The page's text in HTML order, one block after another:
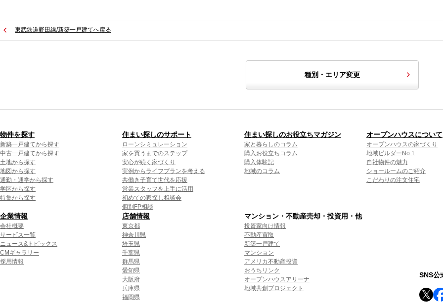
東武鉄道野田線/新築一戸建てへ戻る
種別・エリア変更
物件を探す
新築一戸建てから探す
中古一戸建てから探す
土地から探す
地図から探す
通勤・通学から探す
学区から探す
特集から探す
住まい探しのサポート
ローンシミュレーション
家を買うまでのステップ
安心が続く家づくり
実例からライフプランを考える
共働き子育て世代を応援
営業スタッフを上手に活用
初めての家探し相談会
個別FP相談
住まい探しのお役立ちマガジン
家と暮らしのコラム
購入お役立ちコラム
購入体験記
地域のコラム
オープンハウスについて
オープンハウスの家づくり
地域ビルダーNo.1
自社物件の魅力
ショールームのご紹介
こだわりの注文住宅
企業情報
会社概要
サービス一覧
ニュース&トピックス
CMギャラリー
採用情報
店舗情報
東京都
神奈川県
埼玉県
千葉県
群馬県
愛知県
大阪府
兵庫県
福岡県
マンション・不動産売却・投資用・他
投資家向け情報
不動産買取
新築一戸建て
マンション
アメリカ不動産投資
おうちリンク
オープンハウスアリーナ
地域共創プロジェクト
SNS公